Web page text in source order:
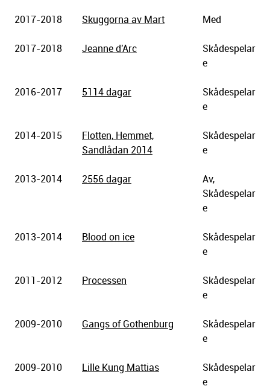
2017-2018 Skuggorna av Mart Med
2017-2018 Jeanne d'Arc
Skådespelar
e
2016-2017 5114 dagar
Skådespelar
e
2014-2015
Flotten, Hemmet,
Sandlådan 2014
Skådespelar
e
2013-2014 2556 dagar
Av,
Skådespelar
e
2013-2014 Blood on ice
Skådespelar
e
2011-2012 Processen
Skådespelar
e
2009-2010 Gangs of Gothenburg
Skådespelar
e
2009-2010 Lille Kung Mattias
Skådespelar
e